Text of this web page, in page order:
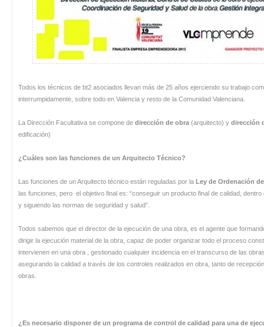
Todos los técnicos de bt2 asociados llevan más de 25 años ejerciendo su trabajo
interrumpidamente, sobre todo en Valencia y resto de la Comunidad Valenciana.
La Dirección Facultativa se compone de dirección de obra (arquitecto) y dirección
edificación)
¿Cuáles son las funciones de un Arquitecto Técnico?
Las funciones de un Arquitecto técnico están reguladas por la Ley de Ordenación
las funciones, pero el objetivo final es: “conseguir un producto final de calidad,
y siguiendo las normas de seguridad y salud”.
Todos sabemos que el director de la ejecución de una obra, es el agente que
dirigir la ejecución material de la obra, capaz de poder organizar todo el proceso
intervienen en una obra , gestionado cualquier incidencia en el transcurso de las
asegurando la calidad a través de los controles realizados en obra, tanto de
obras.
¿Es necesario disponer de un programa de control de calidad para una de